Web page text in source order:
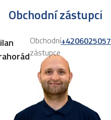
Obchodní zástupci
Obchodní
zástupce